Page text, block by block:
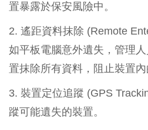
置暴露於保安風險中。
2. 遙距資料抹除 (Remote
如平板電腦意外遺失，管理
置抹除所有資料，阻止裝置內
3. 裝置定位追蹤 (GPS
蹤可能遺失的裝置。